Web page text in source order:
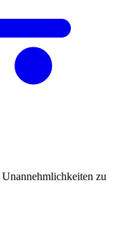
zu